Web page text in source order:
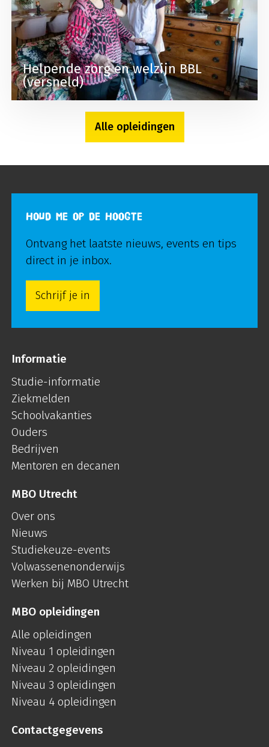
Helpende zorg en welzijn BBL
(versneld)
Alle opleidingen
HOUD ME OP DE HOOGTE
Ontvang het laatste nieuws, events en tips
direct in je inbox.
Schrijf je in
Informatie
Studie-informatie
Ziekmelden
Schoolvakanties
Ouders
Bedrijven
Mentoren en decanen
MBO Utrecht
Over ons
Nieuws
Studiekeuze-events
Volwassenenonderwijs
Werken bij MBO Utrecht
MBO opleidingen
Alle opleidingen
Niveau 1 opleidingen
Niveau 2 opleidingen
Niveau 3 opleidingen
Niveau 4 opleidingen
Contactgegevens